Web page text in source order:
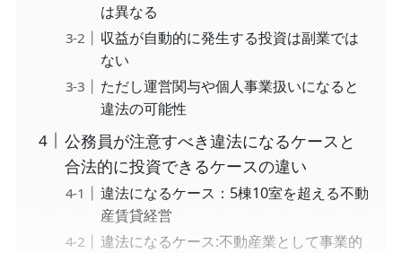
は異なる
収益が自動的に発生する投資は副業では
ない
ただし運営関与や個人事業扱いになると
違法の可能性
公務員が注意すべき違法になるケースと
合法的に投資できるケースの違い
違法になるケース：5棟10室を超える不動
産賃貸経営
違法になるケース:不動産業として事業的